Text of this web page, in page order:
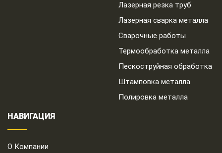
Лазерная резка труб
Лазерная сварка металла
Сварочные работы
Термообработка металла
Пескоструйная обработка
Штамповка металла
Полировка металла
НАВИГАЦИЯ
О Компании